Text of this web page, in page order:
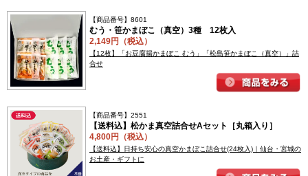
【商品番号】8601
むう・笹かまぼこ（真空）3種 12枚入
2,149円（税込）
【12枚】「お豆腐揚かまぼこ むう」「松島笹かまぼこ（真空）」詰
合せ
【商品番号】2551
【送料込】松かま真空詰合せAセット［丸箱入り］
4,800円（税込）
【送料込】日持ち安心の真空かまぼこ詰合せ(24枚入)｜仙台・宮城の
お土産・ギフトに